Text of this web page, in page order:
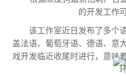
的开发工作
该工作室近日发布了多个语
盖法语、葡萄牙语、德语、意
戏开发临近收尾时进行，意味